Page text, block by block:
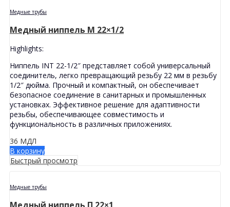
Медные трубы
Медный ниппель M 22×1/2
Highlights:
Ниппель INT 22-1/2″ представляет собой универсальный
соединитель, легко превращающий резьбу 22 мм в резьбу
1/2″ дюйма. Прочный и компактный, он обеспечивает
безопасное соединение в санитарных и промышленных
установках. Эффективное решение для адаптивности
резьбы, обеспечивающее совместимость и
функциональность в различных приложениях.
36 МДЛ
В корзину
Быстрый просмотр
Медные трубы